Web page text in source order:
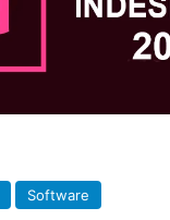
Software